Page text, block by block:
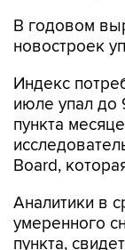
В годовом
новостроек
Индекс
июле упал до
пункта
Board,
Аналитики в
умеренного
пункта,